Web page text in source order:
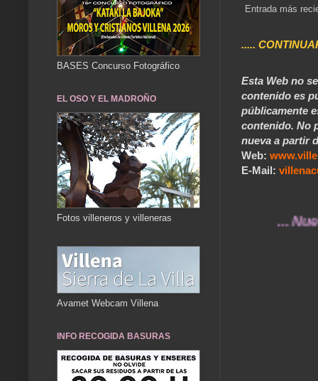
Entrada más
.....
Esta Web no
contenido es
públicamente
contenido. No
nueva a partir
Web:
E-Mail:
... Nuestros
BASES Concurso Fotográfico
EL OSO Y EL MADROÑO
Fotos villeneros y villeneras
Avamet Webcam Villena
INFO RECOGIDA BASURAS